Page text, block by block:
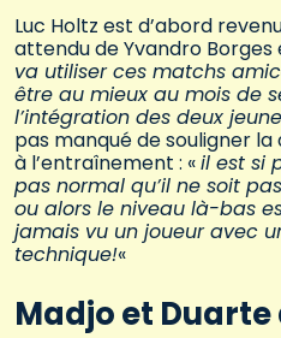
Luc Holtz est d’abord
attendu de Yvandro Borges
va utiliser ces matchs
être au mieux au mois de
l’intégration des deux
pas manqué de souligner
à l’entraînement : «il est si
pas normal qu’il ne soit
ou alors le niveau là-bas
jamais vu un joueur avec
technique!«
Madjo et